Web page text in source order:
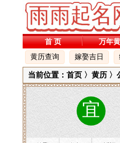
首 页 万年
黄历查询
嫁娶吉日
当前位置： 首页 〉 黄历 〉
宜